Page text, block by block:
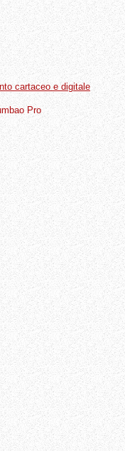
cartaceo e digitale
Pro